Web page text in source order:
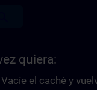
quiera:
Vacíe el caché y